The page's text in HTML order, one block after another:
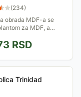
(234)
obrada MDF-a se
za MDF, a
koja se nanosi u
i završno farba
bojom...
RSD
Trinidad